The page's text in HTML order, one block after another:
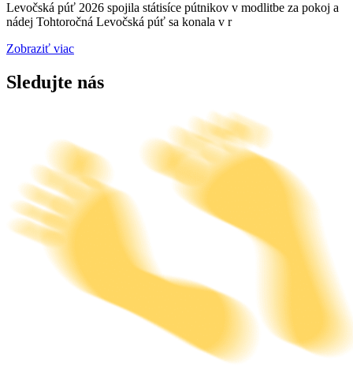
Levočská púť 2026 spojila státisíce pútnikov v modlitbe za pokoj a
nádej Tohtoročná Levočská púť sa konala v r
Zobraziť viac
Sledujte nás